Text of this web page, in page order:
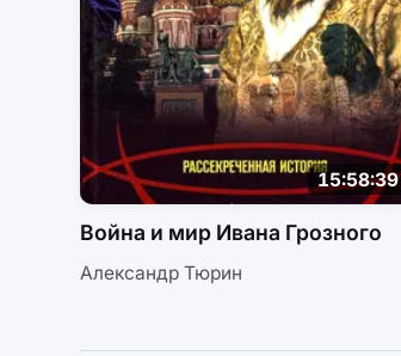
15:58:39
Война и мир Ивана Грозного
Александр Тюрин